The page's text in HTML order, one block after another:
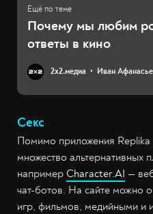
Почему мы любим
ответы в кино
2х2.медиа Иван
Секс
Помимо приложения Replika
множество
например Character.AI —
чат-ботов. На сайте можно
игр, фильмов, медийными и